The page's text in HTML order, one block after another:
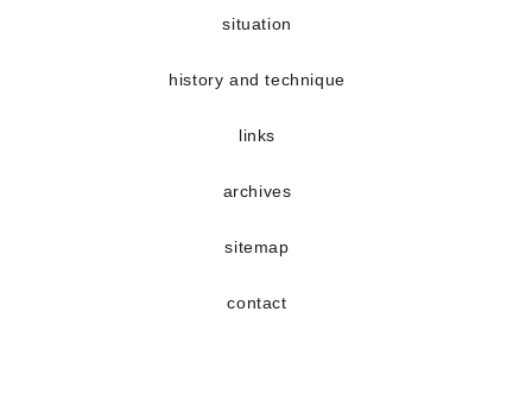
tab
situation
history and technique
links
archives
sitemap
contact